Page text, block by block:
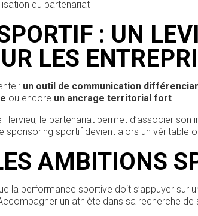
du partenariat
: UN
LES
: un outil de communication
ou encore un ancrage territorial fort
le partenariat permet d’associer son
sponsoring sportif devient alors un véritable
AMBITIONS
la performance sportive doit s’appuyer sur
un athlète dans sa recherche de